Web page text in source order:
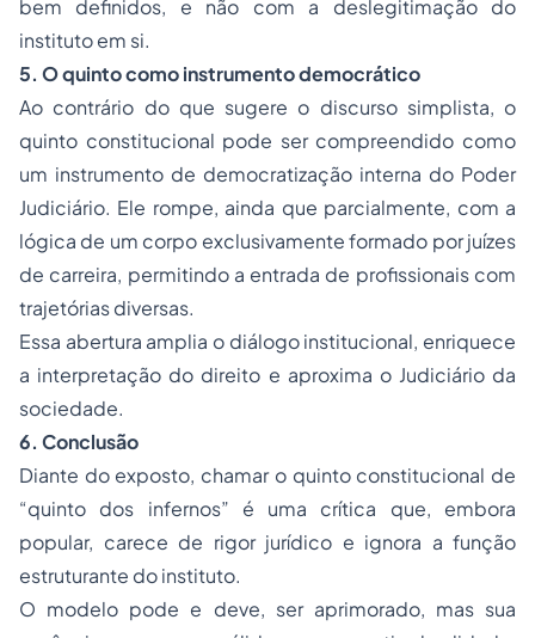
bem definidos, e não com a deslegitimação do
instituto em si.
5. O quinto como instrumento democrático
Ao contrário do que sugere o discurso simplista, o
quinto constitucional pode ser compreendido como
um instrumento de democratização interna do Poder
Judiciário. Ele rompe, ainda que parcialmente, com a
lógica de um corpo exclusivamente formado por juízes
de carreira, permitindo a entrada de profissionais com
trajetórias diversas.
Essa abertura amplia o diálogo institucional, enriquece
a interpretação do direito e aproxima o Judiciário da
sociedade.
6. Conclusão
Diante do exposto, chamar o quinto constitucional de
“quinto dos infernos” é uma crítica que, embora
popular, carece de rigor jurídico e ignora a função
estruturante do instituto.
O modelo pode e deve, ser aprimorado, mas sua